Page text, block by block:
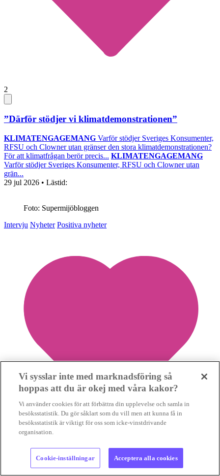
2
”Därför stödjer vi klimatdemonstrationen”
KLIMATENGAGEMANG Varför stödjer Sveriges Konsumenter,
RFSU och Clowner utan gränser den stora klimatdemonstrationen?
För att klimatfrågan berör precis... KLIMATENGAGEMANG
Varför stödjer Sveriges Konsumenter, RFSU och Clowner utan
grän...
29 jul 2026 • Lästid:
Foto: Supermijöbloggen
Intervju Nyheter Positiva nyheter
Vi sysslar inte med marknadsföring så
hoppas att du är okej med våra kakor?
Vi använder cookies för att förbättra din upplevelse och samla in
besöksstatistik. Du gör såklart som du vill men att kunna få in
besöksstatistik är viktigt för oss som icke-vinstdrivande
organisation.
Cookie-inställningar Acceptera alla cookies